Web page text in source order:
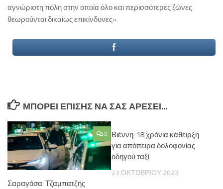
αγνώριστη πόλη στην οποία όλο και περισσότερες ζώνες
θεωρούνται δικαίως επικίνδυνες».
ΜΠΟΡΕΊ ΕΠΊΣΗΣ ΝΑ ΣΑΣ ΑΡΈΣΕΙ...
0
Σαραγόσα: Τζαμπατζής
Βιέννη: 18 χρόνια κάθειρξη
για απόπειρα δολοφονίας
οδηγού ταξί
23 ΟΚΤΩΒΡΊΟΥ 2023